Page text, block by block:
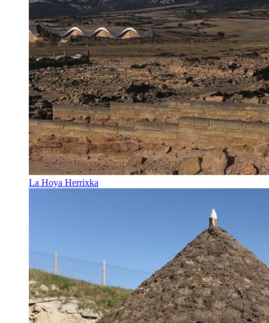
La Hoya Herrixka